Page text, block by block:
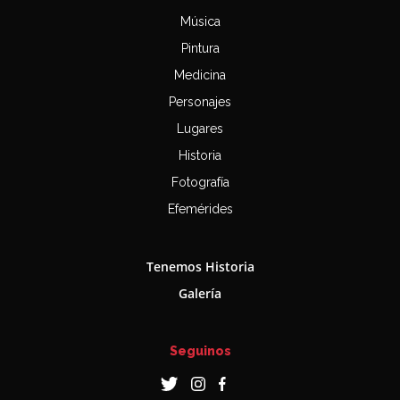
Música
Pintura
Medicina
Personajes
Lugares
Historia
Fotografía
Efemérides
Tenemos Historia
Galería
Seguinos